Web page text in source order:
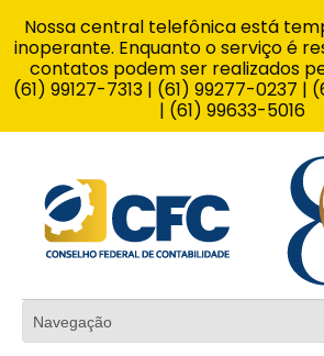
Nossa central telefônica está
inoperante. Enquanto o serviço é
contatos podem ser realizados
(61) 99127-7313 | (61) 99277-0237 |
| (61) 99633-5016